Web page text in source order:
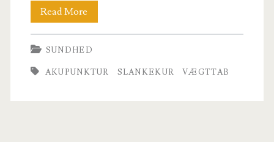
Read More
med
akupunktur
–
SUNDHED
AKUPUNKTUR SLANKEKUR VÆGTTAB